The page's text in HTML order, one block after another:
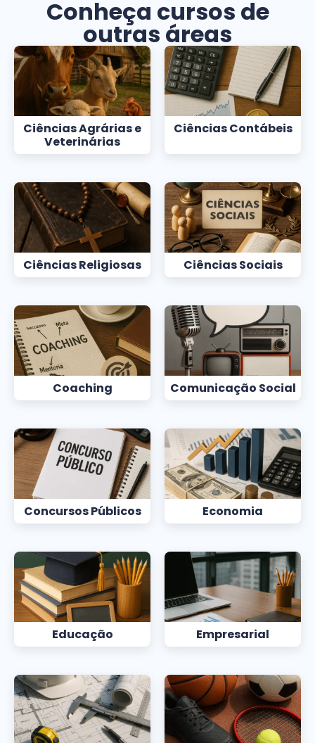
Conheça cursos de
outras áreas
Ciências Agrárias e
Veterinárias
Ciências Contábeis
Ciências Religiosas Ciências Sociais
Coaching Comunicação Social
Concursos Públicos Economia
Educação Empresarial